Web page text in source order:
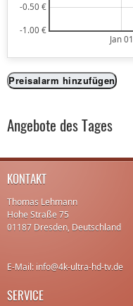
Jan 01
-1.00 €
-0.50 €
Preisalarm hinzufügen
Angebote des Tages
KONTAKT
Thomas Lehmann
Hohe Straße 75
01187 Dresden, Deutschland
E-Mail: info@4k-ultra-hd-tv.de
SERVICE